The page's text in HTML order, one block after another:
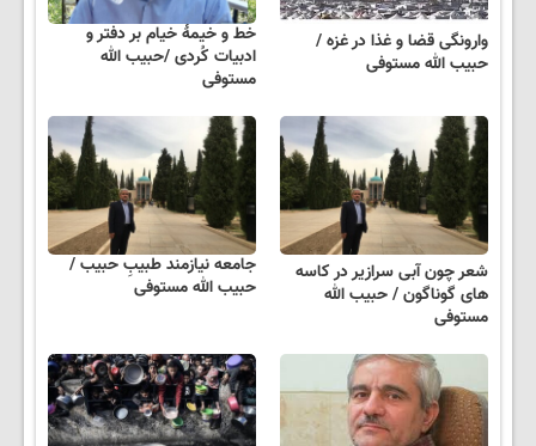
وارونگی قضا و غذا در غزه /
حبیب الله مستوفی
خط و خیمهٔ خیام بر دفتر و
ادبیات کُردی /حبیب الله
مستوفی
شعر چون آبی سرازیر در کاسه
های گوناگون / حبیب الله
مستوفی
جامعه نیازمند طبیبِ حبیب /
حبیب الله مستوفی